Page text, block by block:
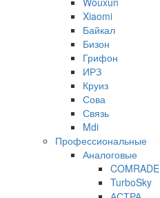
Xiaomi
Байкал
Бизон
Грифон
ИРЗ
Круиз
Сова
Связь
Mdi
Профессиональные
Аналоговые
COMRADE
TurboSky